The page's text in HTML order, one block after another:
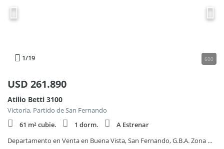
1/19 600
USD 261.890
Atilio Betti 3100
Victoria, Partido de San Fernando
61 m² cubie.
1 dorm.
A Estrenar
Departamento en Venta en Buena Vista, San Fernando, G.B.A. Zona Norte